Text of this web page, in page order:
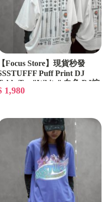
【Focus Store】現貨秒發
Puff Print DJ
Tee "White" 白色 DJ控
器 短袖
1,980